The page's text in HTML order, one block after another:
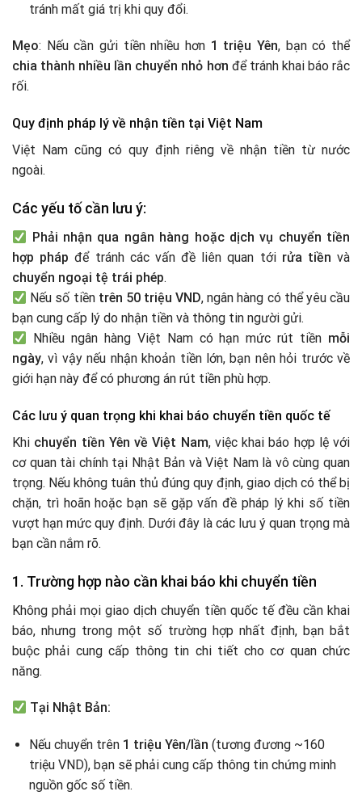
tránh mất giá trị khi quy đổi.
Mẹo: Nếu cần gửi tiền nhiều hơn 1 triệu Yên, bạn có thể
chia thành nhiều lần chuyển nhỏ hơn để tránh khai báo rắc
rối.
Quy định pháp lý về nhận tiền tại Việt Nam
Việt Nam cũng có quy định riêng về nhận tiền từ nước
ngoài.
Các yếu tố cần lưu ý:
Phải nhận qua ngân hàng hoặc dịch vụ chuyển tiền
hợp pháp để tránh các vấn đề liên quan tới rửa tiền và
chuyển ngoại tệ trái phép.
Nếu số tiền trên 50 triệu VND, ngân hàng có thể yêu cầu
bạn cung cấp lý do nhận tiền và thông tin người gửi.
Nhiều ngân hàng Việt Nam có hạn mức rút tiền mỗi
ngày, vì vậy nếu nhận khoản tiền lớn, bạn nên hỏi trước về
giới hạn này để có phương án rút tiền phù hợp.
Các lưu ý quan trọng khi khai báo chuyển tiền quốc tế
Khi chuyển tiền Yên về Việt Nam, việc khai báo hợp lệ với
cơ quan tài chính tại Nhật Bản và Việt Nam là vô cùng quan
trọng. Nếu không tuân thủ đúng quy định, giao dịch có thể bị
chặn, trì hoãn hoặc bạn sẽ gặp vấn đề pháp lý khi số tiền
vượt hạn mức quy định. Dưới đây là các lưu ý quan trọng mà
bạn cần nắm rõ.
1. Trường hợp nào cần khai báo khi chuyển tiền
Không phải mọi giao dịch chuyển tiền quốc tế đều cần khai
báo, nhưng trong một số trường hợp nhất định, bạn bắt
buộc phải cung cấp thông tin chi tiết cho cơ quan chức
năng.
Tại Nhật Bản:
Nếu chuyển trên 1 triệu Yên/lần (tương đương ~160
triệu VND), bạn sẽ phải cung cấp thông tin chứng minh
nguồn gốc số tiền.